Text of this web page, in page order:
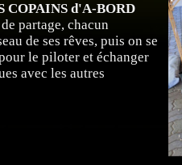
COPAINS d'A-BORD
partage, chacun
de ses rêves, puis on se
le piloter et échanger
avec les autres